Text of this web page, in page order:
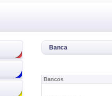
Banca
Bancos